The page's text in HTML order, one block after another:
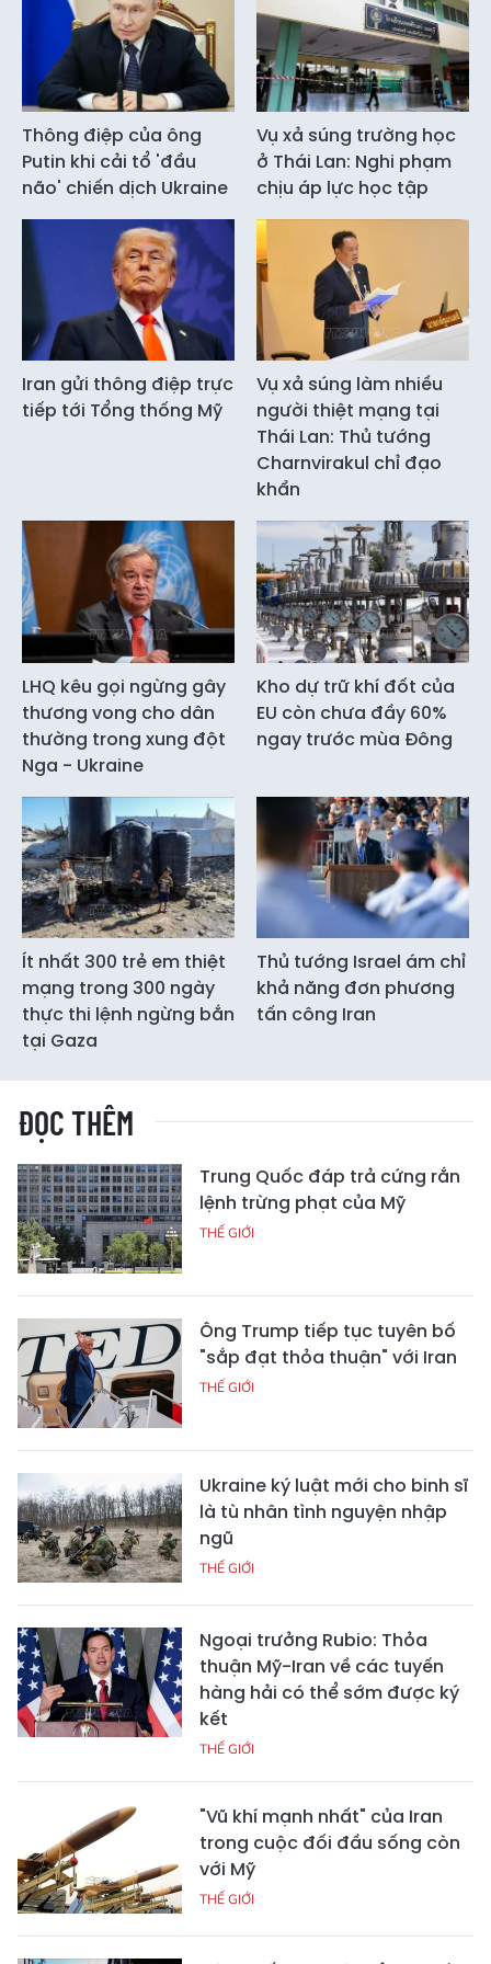
Thông điệp của ông
Putin khi cải tổ 'đầu
não' chiến dịch Ukraine
Vụ xả súng trường học
ở Thái Lan: Nghi phạm
chịu áp lực học tập
Iran gửi thông điệp trực
tiếp tới Tổng thống Mỹ
Vụ xả súng làm nhiều
người thiệt mạng tại
Thái Lan: Thủ tướng
Charnvirakul chỉ đạo
khẩn
LHQ kêu gọi ngừng gây
thương vong cho dân
thường trong xung đột
Nga - Ukraine
Kho dự trữ khí đốt của
EU còn chưa đầy 60%
ngay trước mùa Đông
Ít nhất 300 trẻ em thiệt
mạng trong 300 ngày
thực thi lệnh ngừng bắn
tại Gaza
Thủ tướng Israel ám chỉ
khả năng đơn phương
tấn công Iran
ĐỌC THÊM
Trung Quốc đáp trả cứng rắn
lệnh trừng phạt của Mỹ
THẾ GIỚI
Ông Trump tiếp tục tuyên bố
"sắp đạt thỏa thuận" với Iran
THẾ GIỚI
Ukraine ký luật mới cho binh sĩ
là tù nhân tình nguyện nhập
ngũ
THẾ GIỚI
Ngoại trưởng Rubio: Thỏa
thuận Mỹ-Iran về các tuyến
hàng hải có thể sớm được ký
kết
THẾ GIỚI
"Vũ khí mạnh nhất" của Iran
trong cuộc đối đầu sống còn
với Mỹ
THẾ GIỚI